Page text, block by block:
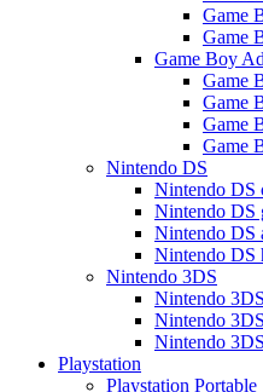
Game
Game
Game Boy
Game
Game
Game
Game
Nintendo DS
Nintendo DS
Nintendo DS
Nintendo DS
Nintendo DS
Nintendo 3DS
Nintendo
Nintendo
Nintendo
Playstation
Playstation Portable